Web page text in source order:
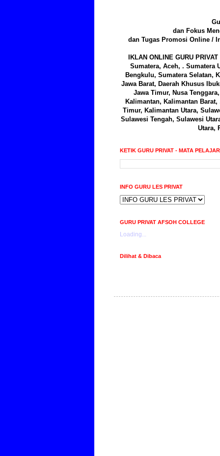
dan Fokus
dan Tugas Promosi Online /
IKLAN ONLINE GURU
Sumatera, Aceh, . Sumatera
Bengkulu, Sumatera Selatan,
Jawa Barat, Daerah Khusus
Jawa Timur, Nusa
Kalimantan, Kalimantan
Timur, Kalimantan Utara,
Sulawesi Tengah, Sulawesi
Utara,
KETIK GURU PRIVAT - MATA
INFO GURU LES PRIVAT
GURU PRIVAT AFSOH COLLEGE
Loading...
Dilihat & Dibaca